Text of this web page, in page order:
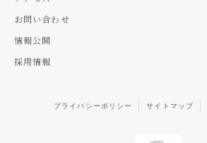
お問い合わせ
情報公開
採用情報
プライバシーポリシー サイトマップ